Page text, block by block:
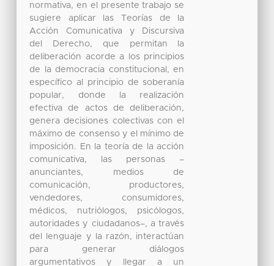
normativa, en el presente trabajo se
sugiere aplicar las Teorías de la
Acción Comunicativa y Discursiva
del Derecho, que permitan la
deliberación acorde a los principios
de la democracia constitucional, en
específico al principio de soberanía
popular, donde la realización
efectiva de actos de deliberación,
genera decisiones colectivas con el
máximo de consenso y el mínimo de
imposición. En la teoría de la acción
comunicativa, las personas –
anunciantes, medios de
comunicación, productores,
vendedores, consumidores,
médicos, nutriólogos, psicólogos,
autoridades y ciudadanos–, a través
del lenguaje y la razón, interactúan
para generar diálogos
argumentativos y llegar a un